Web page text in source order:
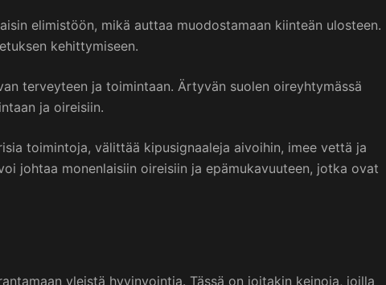
elimistöön, mikä auttaa muodostamaan kiinteän ulosteen.
kehittymiseen.
terveyteen ja toimintaan. Ärtyvän suolen oireyhtymässä
ja oireisiin.
toimintoja, välittää kipusignaaleja aivoihin, imee vettä ja
johtaa monenlaisiin oireisiin ja epämukavuuteen, jotka ovat
yleistä hyvinvointia. Tässä on joitakin keinoja, joilla